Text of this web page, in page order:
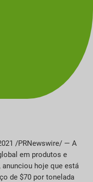
/PRNewswire/ — A
em produtos e
hoje que está
de $70 por tonelada